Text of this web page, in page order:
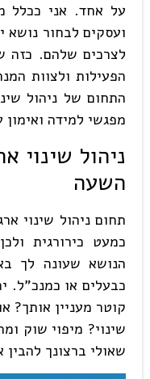
על אחד. אני ככלל
ועסקים לבחור נושא
לצרכים שלהם. כזה
הפעילות ולצוות
התחום של ניהול
מפגשי למידה
ניהול שינוי
השעה
תחום ניהול שינוי
כמעט כירורגית
הנושא שעונה לך
קוטר מעניין אותך?
שינוי? מיפוי שוק
שאולי ברצונך להבין